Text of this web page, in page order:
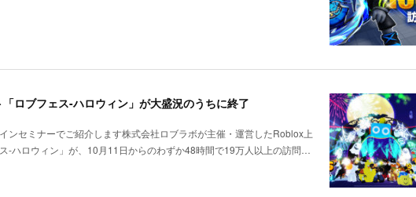
ロブフェス-ハロウィン」が大盛況のうちに終了
ンセミナーでご紹介します株式会社ロブラボが主催・運営したRoblox上
-ハロウィン」が、10月11日からのわずか48時間で19万人以上の訪問…